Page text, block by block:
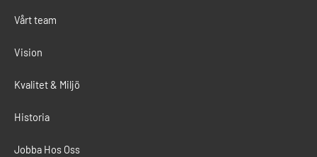
Vårt team
Vision
Kvalitet & Miljö
Historia
Jobba Hos Oss